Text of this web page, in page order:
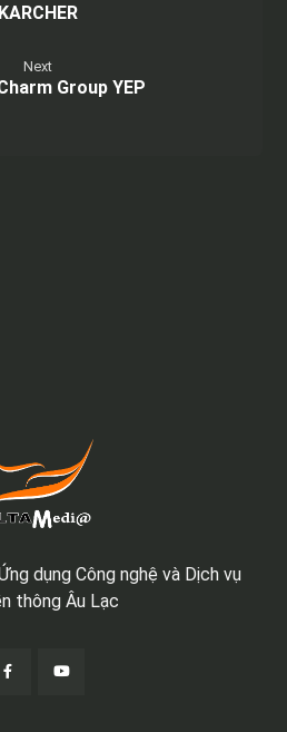
KARCHER
Next
Group YEP
dụng Công nghệ và Dịch vụ
thông Âu Lạc